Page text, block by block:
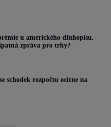
u amerického dluhopisu.
zpráva pro trhy?
schodek rozpočtu ocitne na